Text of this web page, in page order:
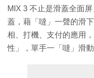
MIX 3 不止是滑蓋全面
蓋，藉「噠」一聲的滑
相、打機、支付的應用
性」，單手一「噠」滑